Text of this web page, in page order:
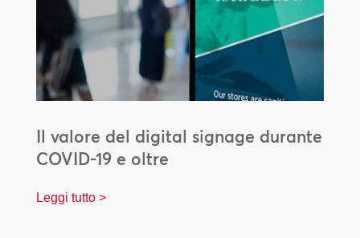
Il valore del digital signage durante
COVID-19 e oltre
Leggi tutto >